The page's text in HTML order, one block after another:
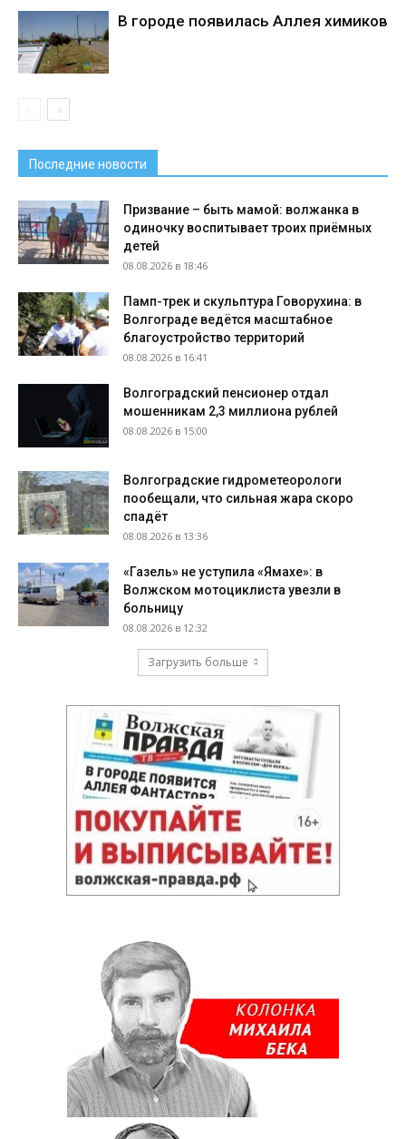
В городе появилась Аллея химиков
Последние новости
Призвание – быть мамой: волжанка в
одиночку воспитывает троих приёмных
детей
08.08.2026 в 18:46
Памп-трек и скульптура Говорухина: в
Волгограде ведётся масштабное
благоустройство территорий
08.08.2026 в 16:41
Волгоградский пенсионер отдал
мошенникам 2,3 миллиона рублей
08.08.2026 в 15:00
Волгоградские гидрометеорологи
пообещали, что сильная жара скоро
спадёт
08.08.2026 в 13:36
«Газель» не уступила «Ямахе»: в
Волжском мотоциклиста увезли в
больницу
08.08.2026 в 12:32
Загрузить больше